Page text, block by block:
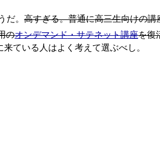
だ。高すぎる。普通に高三生向けの
のオンデマンド・サテネット講座を復
ている人はよく考えて選ぶべし。